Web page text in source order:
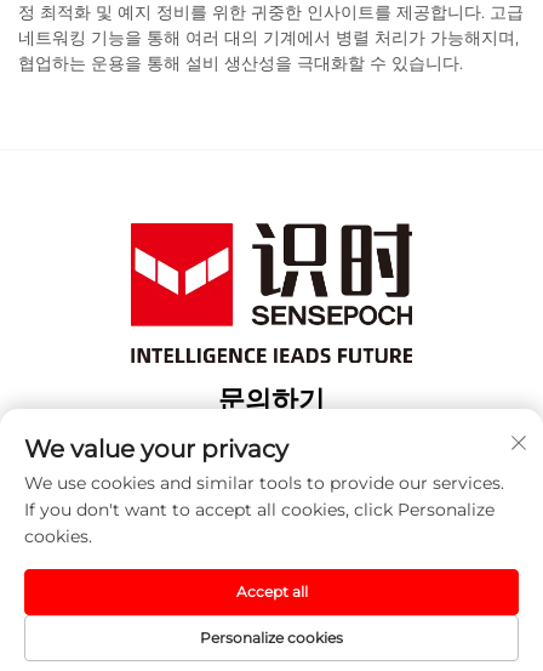
정 최적화 및 예지 정비를 위한 귀중한 인사이트를 제공합니다. 고급
네트워킹 기능을 통해 여러 대의 기계에서 병렬 처리가 가능해지며,
협업하는 운용을 통해 설비 생산성을 극대화할 수 있습니다.
문의하기
Add: 상해 보산 구 위항로 18번지 3번 건물
전화:+86-13917707297
이메일:[email protected]
저작권 © 2025 중국 센세포크 (상하이) 자동화 기술 유한 회사.
모든 권리 예약됨. -개인정보 보호정책
We value your privacy
We use cookies and similar tools to provide our services.
If you don't want to accept all cookies, click Personalize
cookies.
Personalize cookies
Accept all